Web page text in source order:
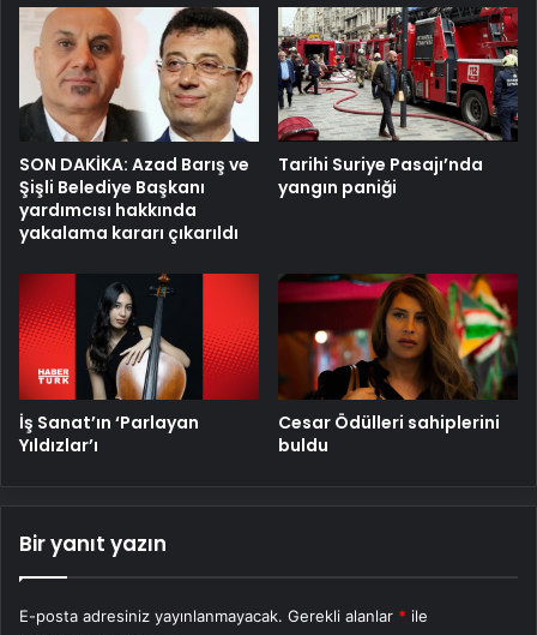
SON DAKİKA: Azad Barış ve
Şişli Belediye Başkanı
yardımcısı hakkında
yakalama kararı çıkarıldı
Tarihi Suriye Pasajı’nda
yangın paniği
İş Sanat’ın ‘Parlayan
Yıldızlar’ı
Cesar Ödülleri sahiplerini
buldu
Bir yanıt yazın
E-posta adresiniz yayınlanmayacak. Gerekli alanlar * ile